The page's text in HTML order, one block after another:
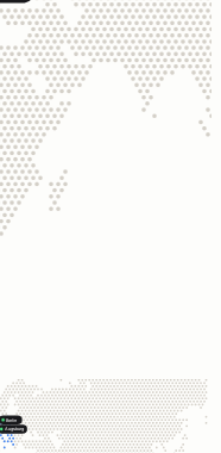
Augsburg
Berlin